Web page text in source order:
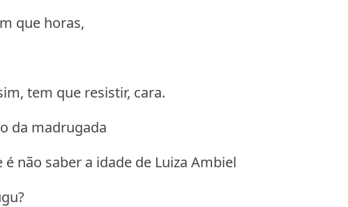
que horas,
tem que resistir, cara.
da madrugada
não saber a idade de Luiza Ambiel